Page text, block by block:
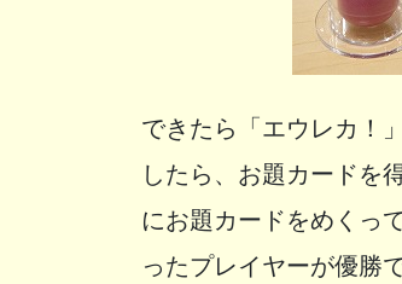
できたら「エウレカ！
したら、お題カードを
にお題カードをめくっ
ったプレイヤーが優勝で